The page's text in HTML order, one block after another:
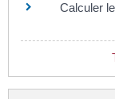
Calculer